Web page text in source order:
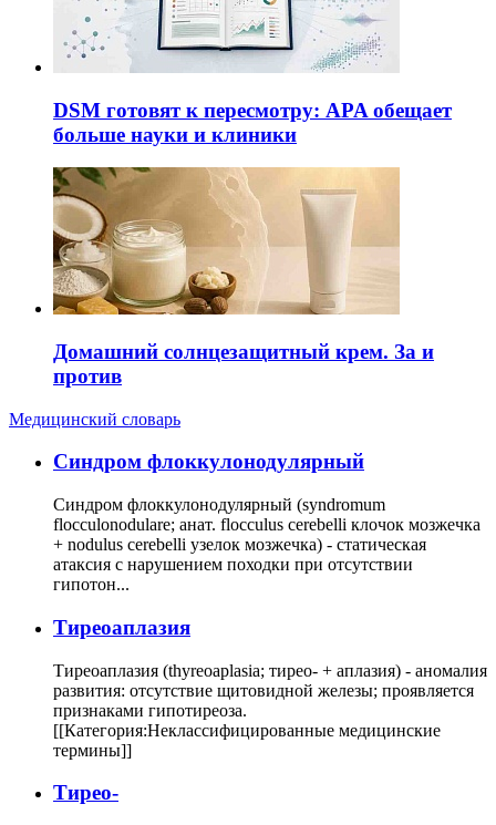
DSM готовят к пересмотру: APA обещает
больше науки и клиники
Домашний солнцезащитный крем. За и
против
Медицинский словарь
Cиндром флоккулонодулярный
Синдром флоккулонодулярный (syndromum
flocculonodulare; анат. flocculus cerebelli клочок мозжечка
+ nodulus cerebelli узелок мозжечка) - статическая
атаксия с нарушением походки при отсутствии
гипотон...
Тиреоаплазия
Тиреоаплазия (thyreoaplasia; тирео- + аплазия) - аномалия
развития: отсутствие щитовидной железы; проявляется
признаками гипотиреоза.
[[Категория:Неклассифицированные медицинские
термины]]
Тирео-